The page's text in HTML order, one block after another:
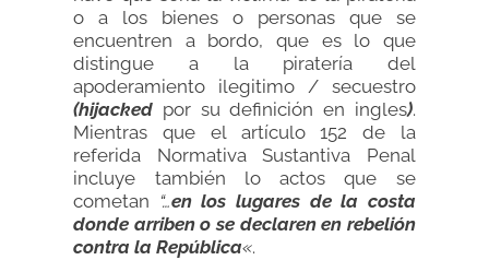
o a los bienes o personas que se
encuentren a bordo, que es lo que
distingue a la piratería del
apoderamiento ilegitimo / secuestro
(hijacked por su definición en ingles).
Mientras que el artículo 152 de la
referida Normativa Sustantiva Penal
incluye también lo actos que se
cometan “…en los lugares de la costa
donde arriben o se declaren en rebelión
contra la República«.